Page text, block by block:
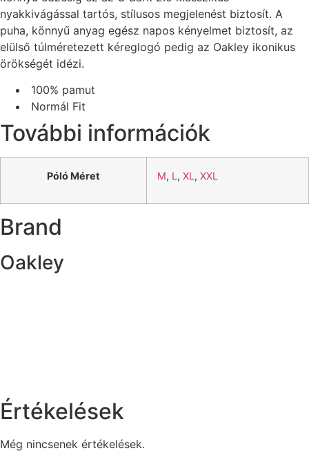
nyakkivágással tartós, stílusos megjelenést biztosít. A
puha, könnyű anyag egész napos kényelmet biztosít, az
elülső túlméretezett kéreglogó pedig az Oakley ikonikus
örökségét idézi.
100% pamut
Normál Fit
További információk
Póló Méret M, L , XL , XXL
Brand
Oakley
Értékelések
Még nincsenek értékelések.